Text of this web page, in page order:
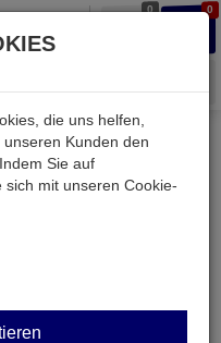
0 0
Strom
die uns helfen,
Kunden den
Sie auf
mit unseren Cookie-